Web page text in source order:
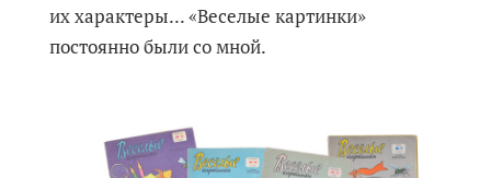
их характеры... «Веселые картинки»
постоянно были со мной.